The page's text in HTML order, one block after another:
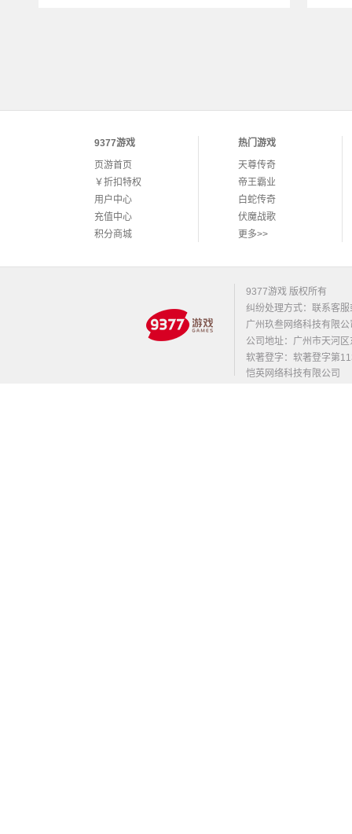
9377游戏
页游首页
￥折扣特权
用户中心
充值中心
积分商城
热门游戏
天尊传奇
帝王霸业
白蛇传奇
伏魔战歌
更多>>
9377游戏 版权所有
纠纷处理方式：联系客服
广州玖叁网络科技有限
公司地址：广州市天河
软著登字：软著登字第
恺英网络科技有限公司